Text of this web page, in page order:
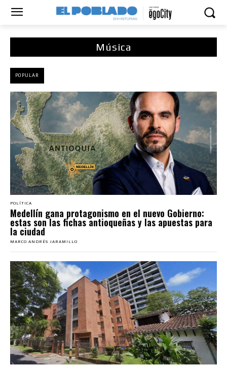
Música
POPULAR
POLÍTICA
Medellín gana protagonismo en el nuevo Gobierno:
estas son las fichas antioqueñas y las apuestas para
la ciudad
MARCO ANDRÉS JARAMILLO